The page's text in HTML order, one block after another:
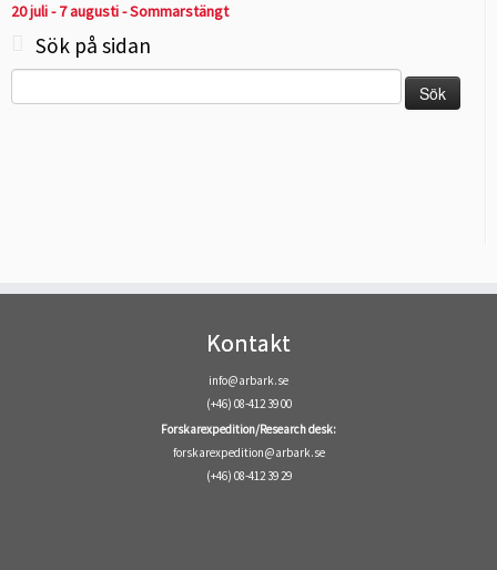
20 juli - 7 augusti - Sommarstängt
Sök på sidan
efter:
Kontakt
info@arbark.se
(+46) 08-412 39 00
Forskarexpedition/Research desk:
forskarexpedition@arbark.se
(+46) 08-412 39 29